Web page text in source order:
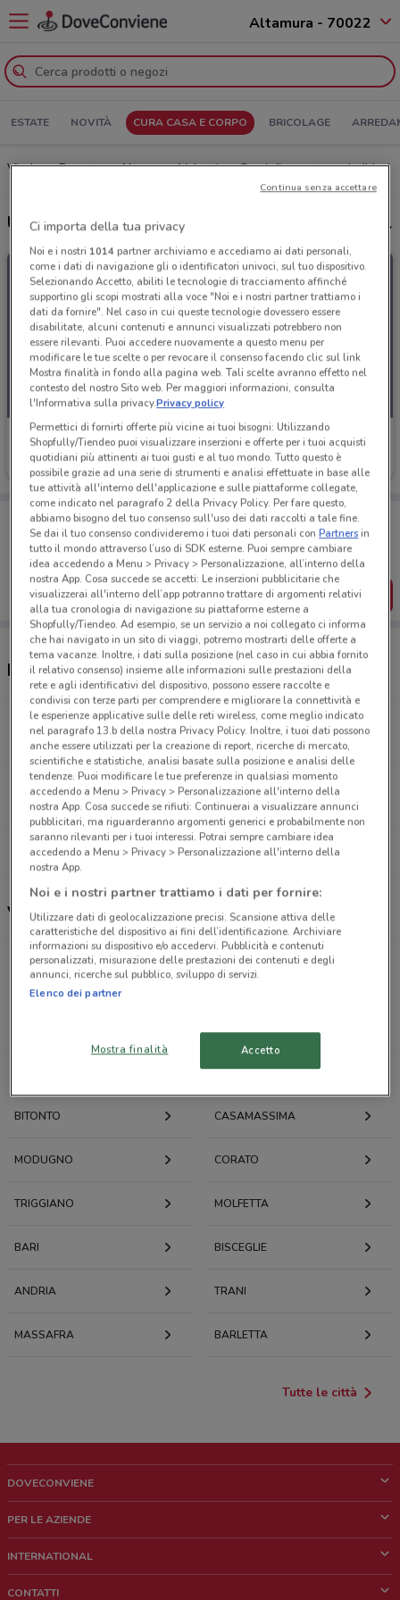
Altamura - 70022
ESTATE NOVITÀ CURA CASA E CORPO BRICOLAGE
Vitulano Drugstore Altamura: Volantino, Orari di apertura e Indirizzi
Ultime offerte del volantino Vitulano Drugstore
Vitulano Drugstore
Scade il 18/08
Porta DoveConviene sempre con te!
Puoi trovare le migliori offerte dei negozi vicino a te,
salvarle e creare la tua lista del risparmio, comodamente
dal tuo cellulare.
SCARICA L’APP
Negozi Vitulano Drugstore a Altamura
Via Santa Caterina, 23 Gravina In Puglia
10.8 km
Via Palo, 27 Bitetto
28.4 km
Tutti i negozi Vitulano Drugstore
Vitulano Drugstore, offerte e negozi
Offerte volantini e cataloghi per città nelle vicinanze
GRAVINA IN PUGLIA
GIOIA DEL COLLE
BITONTO CASAMASSIMA
MODUGNO CORATO
TRIGGIANO MOLFETTA
BARI BISCEGLIE
ANDRIA TRANI
MASSAFRA BARLETTA
Tutte le città
DOVECONVIENE
Chi siamo
PER LE AZIENDE
Richieste commerciali e marketing
INTERNATIONAL
CONTATTI
Ci importa della tua privacy
Noi e i nostri 1014partner archiviamo e accediamo ai dati personali,
come i dati di navigazione gli o identificatori univoci, sul tuo dispositivo.
Selezionando Accetto, abiliti le tecnologie di tracciamento affinché
supportino gli scopi mostrati alla voce "Noi e i nostri partner trattiamo i
dati da fornire". Nel caso in cui queste tecnologie dovessero essere
disabilitate, alcuni contenuti e annunci visualizzati potrebbero non
essere rilevanti. Puoi accedere nuovamente a questo menu per
modificare le tue scelte o per revocare il consenso facendo clic sul link
Mostra finalità in fondo alla pagina web. Tali scelte avranno effetto nel
contesto del nostro Sito web. Per maggiori informazioni, consulta
l'Informativa sulla privacy.Privacy policy
Permettici di fornirti offerte più vicine ai tuoi bisogni: Utilizzando
Shopfully/Tiendeo puoi visualizzare inserzioni e offerte per i tuoi acquisti
quotidiani più attinenti ai tuoi gusti e al tuo mondo. Tutto questo è
possibile grazie ad una serie di strumenti e analisi effettuate in base alle
tue attività all'interno dell'applicazione e sulle piattaforme collegate,
come indicato nel paragrafo 2 della Privacy Policy. Per fare questo,
abbiamo bisogno del tuo consenso sull'uso dei dati raccolti a tale fine.
Se dai il tuo consenso condivideremo i tuoi dati personali conPartnersin
tutto il mondo attraverso l’uso di SDK esterne. Puoi sempre cambiare
idea accedendo a Menu > Privacy > Personalizzazione, all’interno della
nostra App. Cosa succede se accetti: Le inserzioni pubblicitarie che
visualizzerai all'interno dell’app potranno trattare di argomenti relativi
alla tua cronologia di navigazione su piattaforme esterne a
Shopfully/Tiendeo. Ad esempio, se un servizio a noi collegato ci informa
che hai navigato in un sito di viaggi, potremo mostrarti delle offerte a
tema vacanze. Inoltre, i dati sulla posizione (nel caso in cui abbia fornito
il relativo consenso) insieme alle informazioni sulle prestazioni della
rete e agli identificativi del dispositivo, possono essere raccolte e
condivisi con terze parti per comprendere e migliorare la connettività e
le esperienze applicative sulle delle reti wireless, come meglio indicato
nel paragrafo 13.b della nostra Privacy Policy. Inoltre, i tuoi dati possono
anche essere utilizzati per la creazione di report, ricerche di mercato,
scientifiche e statistiche, analisi basate sulla posizione e analisi delle
tendenze. Puoi modificare le tue preferenze in qualsiasi momento
accedendo a Menu > Privacy > Personalizzazione all'interno della
nostra App. Cosa succede se rifiuti: Continuerai a visualizzare annunci
pubblicitari, ma riguarderanno argomenti generici e probabilmente non
saranno rilevanti per i tuoi interessi. Potrai sempre cambiare idea
accedendo a Menu > Privacy > Personalizzazione all'interno della
nostra App.
Noi e i nostri partner trattiamo i dati per fornire:
Utilizzare dati di geolocalizzazione precisi. Scansione attiva delle
caratteristiche del dispositivo ai fini dell’identificazione. Archiviare
informazioni su dispositivo e/o accedervi. Pubblicità e contenuti
personalizzati, misurazione delle prestazioni dei contenuti e degli
annunci, ricerche sul pubblico, sviluppo di servizi.
Elenco dei partner
Mostra finalità Accetto
Continua senza accettare